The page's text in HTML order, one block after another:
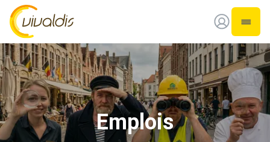
Vivaldis Interim
Ouvrir
Emplois